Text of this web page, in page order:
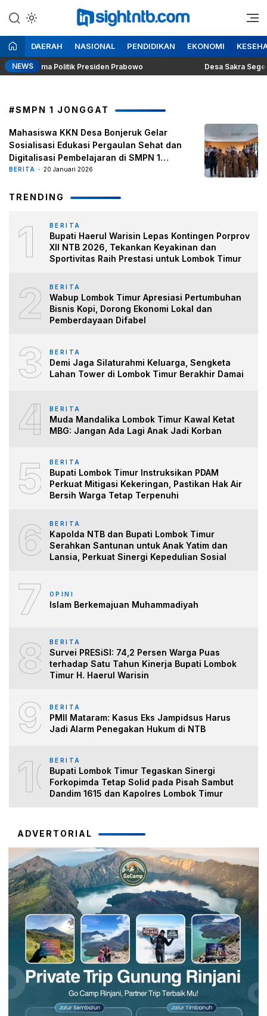
ke
konten
Insight NTB
Berita Seputar NTB
DAERAH NASIONAL PENDIDIKAN EKONOMI
NEWS
Dilema Politik Presiden Prabowo Desa Sakra Segera
#SMPN 1 JONGGAT
Mahasiswa KKN Desa Bonjeruk Gelar
Sosialisasi Edukasi Pergaulan Sehat dan
Digitalisasi Pembelajaran di SMPN 1
Jonggat
BERITA 20 Januari 2026
TRENDING
1 BERITA
Bupati Haerul Warisin Lepas Kontingen Porprov
XII NTB 2026, Tekankan Keyakinan dan
Sportivitas Raih Prestasi untuk Lombok Timur
2 BERITA
Wabup Lombok Timur Apresiasi Pertumbuhan
Bisnis Kopi, Dorong Ekonomi Lokal dan
Pemberdayaan Difabel
3 BERITA
Demi Jaga Silaturahmi Keluarga, Sengketa
Lahan Tower di Lombok Timur Berakhir Damai
4 BERITA
Muda Mandalika Lombok Timur Kawal Ketat
MBG: Jangan Ada Lagi Anak Jadi Korban
5 BERITA
Bupati Lombok Timur Instruksikan PDAM
Perkuat Mitigasi Kekeringan, Pastikan Hak Air
Bersih Warga Tetap Terpenuhi
6 BERITA
Kapolda NTB dan Bupati Lombok Timur
Serahkan Santunan untuk Anak Yatim dan
Lansia, Perkuat Sinergi Kepedulian Sosial
7 OPINI
Islam Berkemajuan Muhammadiyah
8 BERITA
Survei PRESiSI: 74,2 Persen Warga Puas
terhadap Satu Tahun Kinerja Bupati Lombok
Timur H. Haerul Warisin
9 BERITA
PMII Mataram: Kasus Eks Jampidsus Harus
Jadi Alarm Penegakan Hukum di NTB
10BERITA
Bupati Lombok Timur Tegaskan Sinergi
Forkopimda Tetap Solid pada Pisah Sambut
Dandim 1615 dan Kapolres Lombok Timur
ADVERTORIAL